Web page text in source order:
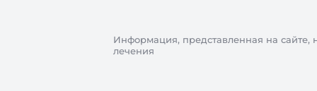
Информация, представленная на сайте,
лечения